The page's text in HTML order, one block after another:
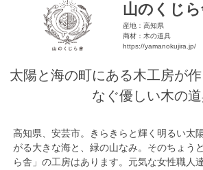
山のくじ
産地：高知県
商材：木の道具
https://yamanokujira.jp/
太陽と海の町にある木工房が
なぐ優しい木の
高知県、安芸市。きらきらと輝く明るい太
がる大きな海と、緑の山なみ。そのちょう
ら舎」の工房はあります。元気な女性職人